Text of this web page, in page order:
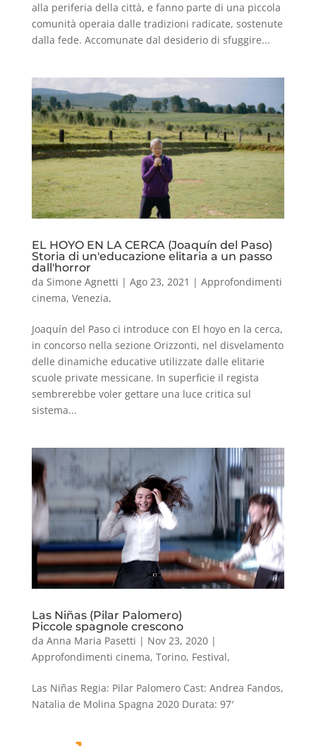
alla periferia della città, e fanno parte di una piccola
comunità operaia dalle tradizioni radicate, sostenute
dalla fede. Accomunate dal desiderio di sfuggire...
EL HOYO EN LA CERCA (Joaquín del Paso)
Storia di un'educazione elitaria a un passo
dall'horror
da Simone Agnetti | Ago 23, 2021 | Approfondimenti
cinema, Venezia,
Joaquín del Paso ci introduce con El hoyo en la cerca,
in concorso nella sezione Orizzonti, nel disvelamento
delle dinamiche educative utilizzate dalle elitarie
scuole private messicane. In superficie il regista
sembrerebbe voler gettare una luce critica sul
sistema...
Las Niñas (Pilar Palomero)
Piccole spagnole crescono
da Anna Maria Pasetti | Nov 23, 2020|
Approfondimenti cinema, Torino, Festival,
Las Niñas Regia: Pilar Palomero Cast: Andrea Fandos,
Natalia de Molina Spagna 2020 Durata: 97′